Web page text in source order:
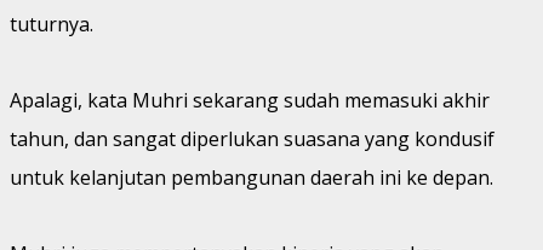
tuturnya.
Apalagi, kata Muhri sekarang sudah memasuki akhir
tahun, dan sangat diperlukan suasana yang kondusif
untuk kelanjutan pembangunan daerah ini ke depan.